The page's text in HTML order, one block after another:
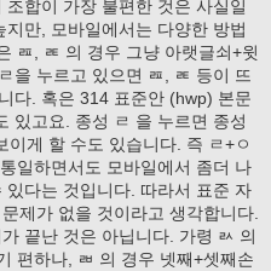
합이 가장 불편한 것은 사실일
만, 모바일에서는 다양한 방법
ㄿ, ㄾ 의 경우 그냥 아랫글쇠+윗
을 누르고 있으면 ㄿ, ㄾ 등이 뜨
다. 혹은 314 표준안 (hwp) 본문
있고요. 종성 ㄹ 을 누르면 종성
게 할 수도 있습니다. 즉 ㄹ+ㅇ
일하면서도 모바일에서 좀더 나
다는 것입니다. 따라서 표준 자
제가 없을 것이라고 생각합니다.
끝난 것은 아닙니다. 가령 ㄽ 의
편하나, ㄼ 의 경우 넷째+셋째손